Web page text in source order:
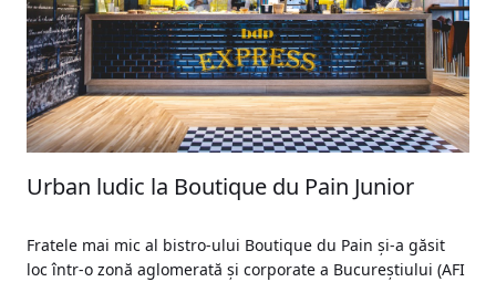
Urban ludic la Boutique du Pain Junior
Fratele mai mic al bistro-ului Boutique du Pain și-a găsit
loc într-o zonă aglomerată și corporate a Bucureștiului (AFI